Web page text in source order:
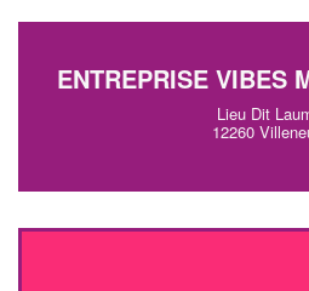
ENTREPRISE VIBES
Lieu Dit
12260